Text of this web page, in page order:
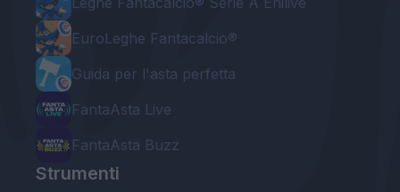
EuroLeghe Fantacalcio®
Guida per l'asta perfetta
FantaAsta Live
FantaAsta Buzz
Strumenti